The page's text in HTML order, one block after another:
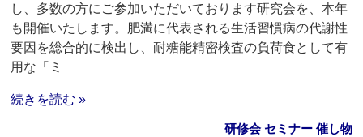
し、多数の方にご参加いただいております研究会を、本年
も開催いたします。肥満に代表される生活習慣病の代謝性
要因を総合的に検出し、耐糖能精密検査の負荷食として有
用な「ミ
続きを読む »
研修会 セミナー 催し物